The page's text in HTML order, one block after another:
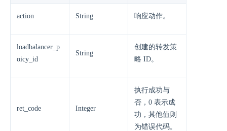
action String 响应动作。
loadbalancer_p
oicy_id
String
创建的转发策
略 ID。
ret_code Integer
执行成功与
否，0 表示成
功，其他值则
为错误代码。